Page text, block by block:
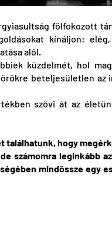
fölfokozott
kínáljon:
alól.
küzdelmét, hol
beteljesületlen az
szövi át az
találhatunk, hogy
számomra leginkább
mindössze egy